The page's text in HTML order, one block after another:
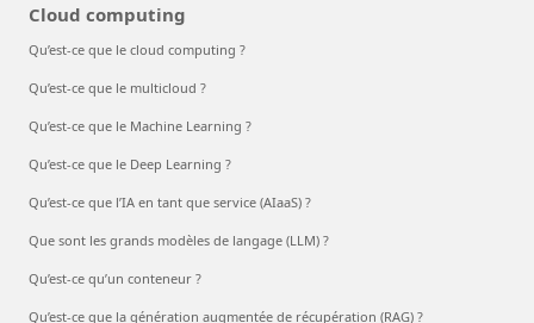
Cloud computing
Qu’est-ce que le cloud computing ?
Qu’est-ce que le multicloud ?
Qu’est-ce que le Machine Learning ?
Qu’est-ce que le Deep Learning ?
Qu’est-ce que l’IA en tant que service (AIaaS) ?
Que sont les grands modèles de langage (LLM) ?
Qu’est-ce qu’un conteneur ?
Qu’est-ce que la génération augmentée de récupération (RAG) ?